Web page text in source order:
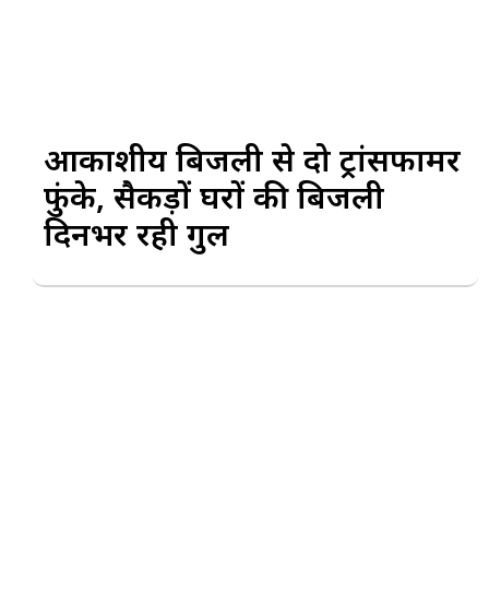
आकाशीय बिजली से दो ट्रांसफार्मर
फुंके, सैकड़ों घरों की बिजली
दिनभर रही गुल